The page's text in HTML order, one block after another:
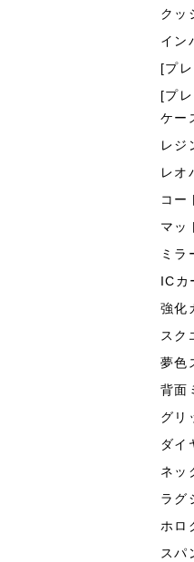
クッ
イン
[プ
[プ
ケー
レジ
レオ
コー
マッ
ミラ
ICカ
強化
スク
夢色
背面
グリ
ダイ
ネッ
ラグ
ホロ
スパ